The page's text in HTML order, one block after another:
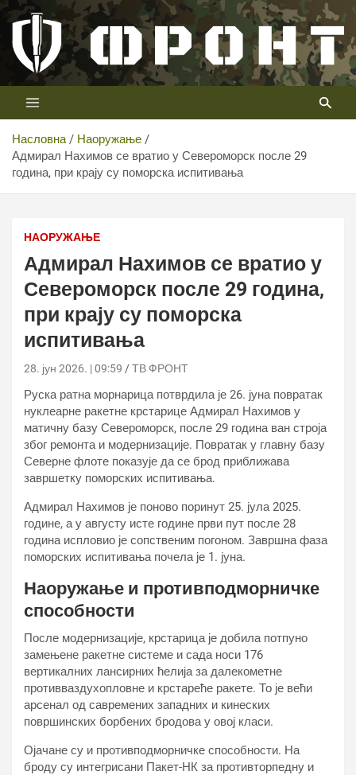
Скип
цонтент
Телевизија ФРОНТ
Први војни канал у Србији
Насловна
Наоружање
Адмирал Нахимов се вратио у Североморск после 29
година, при крају су поморска испитивања
НАОРУЖАЊЕ
Адмирал Нахимов се вратио у
Североморск после 29 година,
при крају су поморска
испитивања
28. јун 2026. | 09:59 ТВ ФРОНТ
Руска ратна морнарица потврдила је 26. јуна повратак
нуклеарне ракетне крстарице Адмирал Нахимов у
матичну базу Североморск, после 29 година ван строја
због ремонта и модернизације. Повратак у главну базу
Северне флоте показује да се брод приближава
завршетку поморских испитивања.
Адмирал Нахимов је поново поринут 25. јула 2025.
године, а у августу исте године први пут после 28
година испловио је сопственим погоном. Завршна фаза
поморских испитивања почела је 1. јуна.
Наоружање и противподморничке
способности
После модернизације, крстарица је добила потпуно
замењене ракетне системе и сада носи 176
вертикалних лансирних ћелија за далекометне
противваздухопловне и крстареће ракете. То је већи
арсенал од савремених западних и кинеских
површинских борбених бродова у овој класи.
Ојачане су и противподморничке способности. На
броду су интегрисани Пакет-НК за противторпедну и